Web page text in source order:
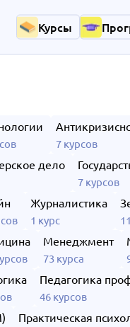
Курсы
7 курсов
дело
7 курсов
Журналистика
1 курс
Менеджмент
73 курса
Педагогика
46 курсов
Практическая